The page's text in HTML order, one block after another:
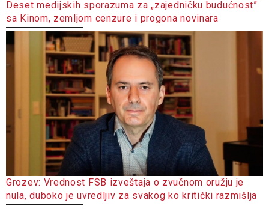
Deset medijskih sporazuma za „zajedničku budućnost”
sa Kinom, zemljom cenzure i progona novinara
Grozev: Vrednost FSB izveštaja o zvučnom oružju je
nula, duboko je uvredljiv za svakog ko kritički razmišlja